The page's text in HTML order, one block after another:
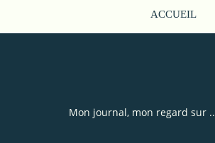
ACCUEIL
Mon journal, mon regard sur